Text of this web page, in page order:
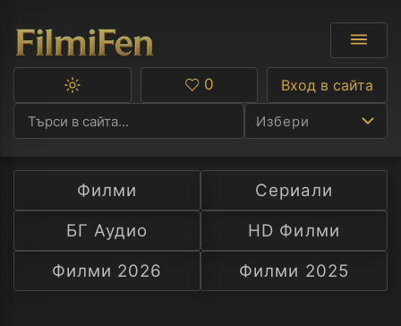
Избери
Ф
С
А
Превключване
тъмна
тема
Любими
0 Вход в сайта
Филми
Сериали
БГ Аудио
HD Филми
Филми 2026
Филми 2025